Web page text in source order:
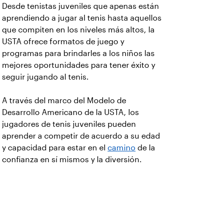
Desde tenistas juveniles que apenas están
aprendiendo a jugar al tenis hasta aquellos
que compiten en los niveles más altos, la
USTA ofrece formatos de juego y
programas para brindarles a los niños las
mejores oportunidades para tener éxito y
seguir jugando al tenis.
A través del marco del Modelo de
Desarrollo Americano de la USTA, los
jugadores de tenis juveniles pueden
aprender a competir de acuerdo a su edad
y capacidad para estar en el camino de la
confianza en sí mismos y la diversión.